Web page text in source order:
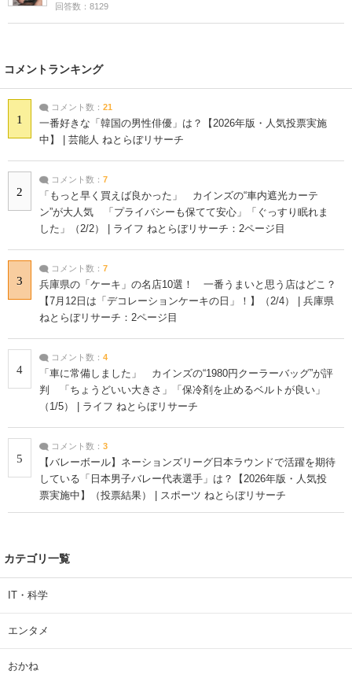
回答数：8129
コメントランキング
1
コメント数： 21
一番好きな「韓国の男性俳優」は？【2026年版・人気投票実施
中】 | 芸能人 ねとらぼリサーチ
2
コメント数： 7
「もっと早く買えば良かった」 カインズの“車内遮光カーテ
ン”が大人気 「プライバシーも保てて安心」「ぐっすり眠れま
した」（2/2） | ライフ ねとらぼリサーチ：2ページ目
3
コメント数： 7
兵庫県の「ケーキ」の名店10選！ 一番うまいと思う店はどこ？
【7月12日は「デコレーションケーキの日」！】（2/4） | 兵庫県
ねとらぼリサーチ：2ページ目
4
コメント数： 4
「車に常備しました」 カインズの“1980円クーラーバッグ”が評
判 「ちょうどいい大きさ」「保冷剤を止めるベルトが良い」
（1/5） | ライフ ねとらぼリサーチ
5
コメント数： 3
【バレーボール】ネーションズリーグ日本ラウンドで活躍を期待
している「日本男子バレー代表選手」は？【2026年版・人気投
票実施中】（投票結果） | スポーツ ねとらぼリサーチ
カテゴリ一覧
IT・科学
エンタメ
おかね